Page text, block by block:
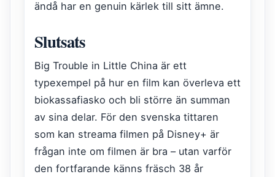
ändå har en genuin kärlek till sitt ämne.
Slutsats
Big Trouble in Little China är ett
typexempel på hur en film kan överleva ett
biokassafiasko och bli större än summan
av sina delar. För den svenska tittaren
som kan streama filmen på Disney+ är
frågan inte om filmen är bra – utan varför
den fortfarande känns fräsch 38 år